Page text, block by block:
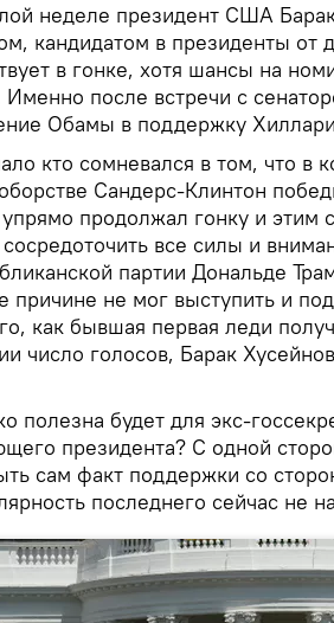
неделе президент США
кандидатом в президенты от
в гонке, хотя шансы на
после встречи с
Обамы в поддержку
кто сомневался в том, что в
Сандерс-Клинтон
продолжал гонку и этим
все силы и
партии Дональде
причине не мог выступить и
как бывшая первая леди
число голосов, Барак
полезна будет для экс-
президента? С одной
сам факт поддержки со
последнего сейчас не